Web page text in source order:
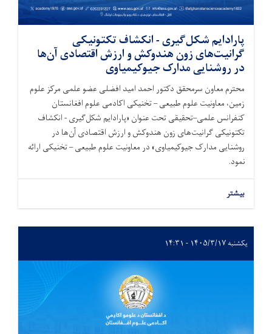
پارادایم شکل‌گیری - انکشاف تکتونیکی
گرانیت‌های زون هندوکش و ارزش اقتصادی آن‌ها
در روشنایی مدارک جیوکیمیاوی
محترم معاون سرمحقق دکتور احمد امید افضلی عضو علمی مرکز علوم
زمین، معاونیت علوم طبیعی – تخنیکی اکادمی علوم افغانستان
کنفرانس علمی–تحقیقی تحت عنوان «پارادایم شکل‌گیری - انکشاف
تکتونیکی گرانیت‌های زون هندوکش و ارزش اقتصادی آن‌ها در
روشنایی مدارک جیوکیمیاوی» در معاونیت علوم طبیعی – تخنیکی ارائه
نمود.
بیشتر
یکشنبه ۱۴۰۵/۳/۱۷ - ۱۴:۳۱